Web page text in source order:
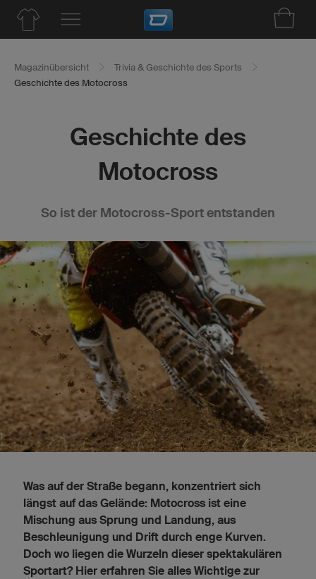
Magazinübersicht
Trivia & Geschichte des Sports
Geschichte des Motocross
Geschichte des
Motocross
So ist der Motocross-Sport entstanden
Was auf der Straße begann, konzentriert sich
längst auf das Gelände: Motocross ist eine
Mischung aus Sprung und Landung, aus
Beschleunigung und Drift durch enge Kurven.
Doch wo liegen die Wurzeln dieser spektakulären
Sportart? Hier erfahren Sie alles Wichtige zur